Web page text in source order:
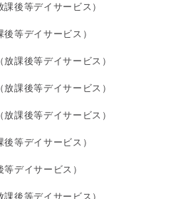
後等デイサービス）
等デイサービス）
課後等デイサービス）
課後等デイサービス）
課後等デイサービス）
等デイサービス）
デイサービス）
後等デイサービス）